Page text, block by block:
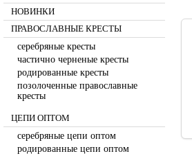
НОВИНКИ
ПРАВОСЛАВНЫЕ КРЕСТЫ
серебряные кресты
частично черненые кресты
родированные кресты
позолоченные православные
кресты
ЦЕПИ ОПТОМ
серебряные цепи оптом
родированные цепи оптом